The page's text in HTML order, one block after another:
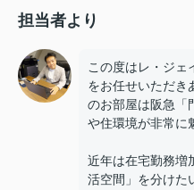
担当者より
この度はレ・ジェ
をお任せいただき
のお部屋は阪急「
や住環境が非常に
近年は在宅勤務増
活空間」を分けた